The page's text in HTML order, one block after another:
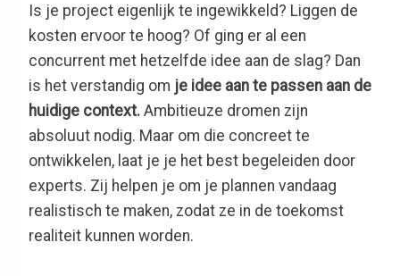
Is je project eigenlijk te ingewikkeld? Liggen de
kosten ervoor te hoog? Of ging er al een
concurrent met hetzelfde idee aan de slag? Dan
is het verstandig om je idee aan te passen aan de
huidige context. Ambitieuze dromen zijn
absoluut nodig. Maar om die concreet te
ontwikkelen, laat je je het best begeleiden door
experts. Zij helpen je om je plannen vandaag
realistisch te maken, zodat ze in de toekomst
realiteit kunnen worden.